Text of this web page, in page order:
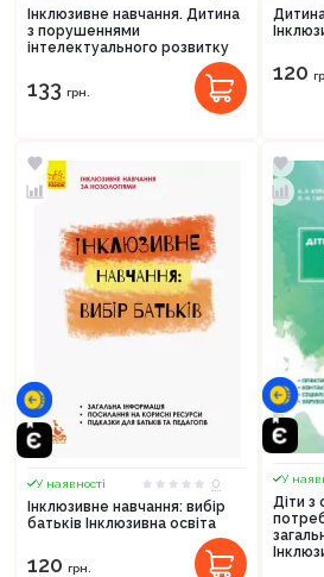
Інклюзивне навчання. Дитина
з порушеннями
інтелектуального розвитку
133 грн.
120
У наявності
0
Інклюзивне навчання: вибір
батьків Інклюзивна освіта
120 грн.
У
Діти з